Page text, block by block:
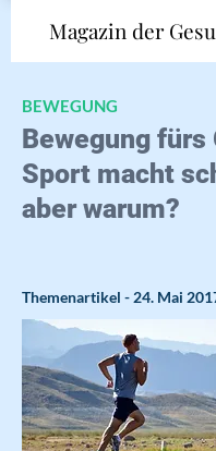
Magazin der
BEWEGUNG
Bewegung fürs
Sport macht
aber warum?
Themenartikel - 24. Mai